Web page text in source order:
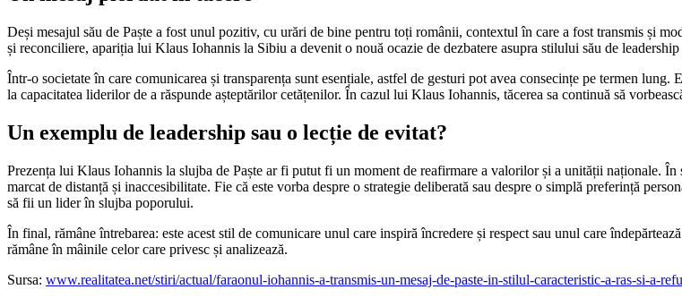
Deși mesajul său de Paște a fost unul pozitiv, cu urări de bine pentru toți românii, contextul în care a fost transmis și
și reconciliere, apariția lui Klaus Iohannis la Sibiu a devenit o nouă ocazie de dezbatere asupra stilului său de
Într-o societate în care comunicarea și transparența sunt esențiale, astfel de gesturi pot avea consecințe pe termen
la capacitatea liderilor de a răspunde așteptărilor cetățenilor. În cazul lui Klaus Iohannis, tăcerea sa continuă să
Un exemplu de leadership sau o lecție de evitat?
Prezența lui Klaus Iohannis la slujba de Paște ar fi putut fi un moment de reafirmare a valorilor și a unității naționale.
marcat de distanță și inaccesibilitate. Fie că este vorba despre o strategie deliberată sau despre o simplă preferință
să fii un lider în slujba poporului.
În final, rămâne întrebarea: este acest stil de comunicare unul care inspiră încredere și respect sau unul care
rămâne în mâinile celor care privesc și analizează.
Sursa: www.realitatea.net/stiri/actual/faraonul-iohannis-a-transmis-un-mesaj-de-paste-in-stilul-caracteristic-a-ras-si-a-